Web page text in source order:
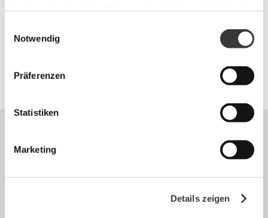
Notwendig
Präferenzen
Statistiken
Marketing
Details zeigen
Rechtliches